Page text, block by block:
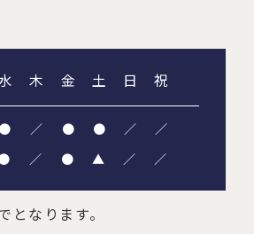
木 金 土 日 祝
● ／ ● ● ／ ／
／ ● ▲ ／ ／
なります。